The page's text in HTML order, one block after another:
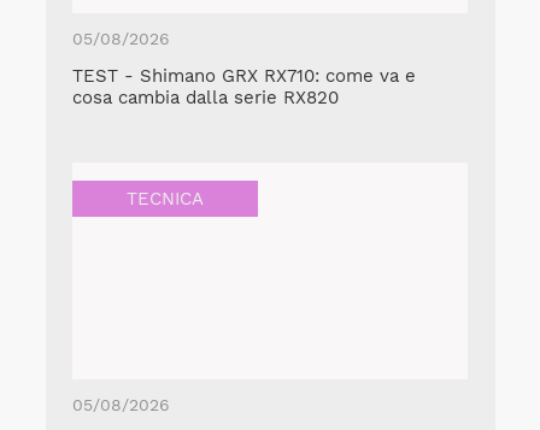
05/08/2026
TEST - Shimano GRX RX710: come va e
cosa cambia dalla serie RX820
TECNICA
05/08/2026